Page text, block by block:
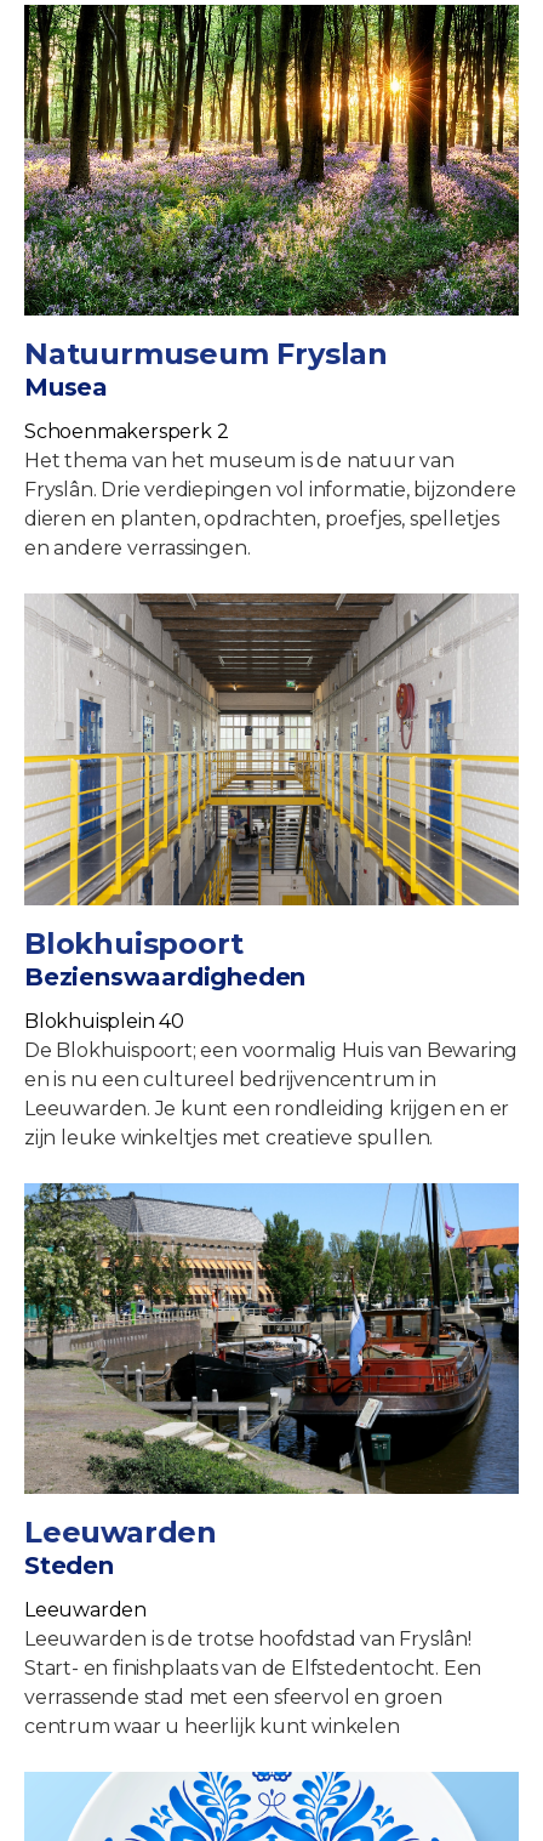
Natuurmuseum Fryslan
Musea
Schoenmakersperk 2
Het thema van het museum is de natuur van
Fryslân. Drie verdiepingen vol informatie, bijzondere
dieren en planten, opdrachten, proefjes, spelletjes
en andere verrassingen.
Blokhuispoort
Bezienswaardigheden
Blokhuisplein 40
De Blokhuispoort; een voormalig Huis van Bewaring
en is nu een cultureel bedrijvencentrum in
Leeuwarden. Je kunt een rondleiding krijgen en er
zijn leuke winkeltjes met creatieve spullen.
Leeuwarden
Steden
Leeuwarden
Leeuwarden is de trotse hoofdstad van Fryslân!
Start- en finishplaats van de Elfstedentocht. Een
verrassende stad met een sfeervol en groen
centrum waar u heerlijk kunt winkelen